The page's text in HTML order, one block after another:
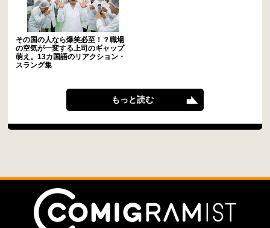
その国の人なら爆笑必至！？職場
の空気が一変する上司のギャップ
萌え。13カ国語のリアクション・
スラング集
もっと読む